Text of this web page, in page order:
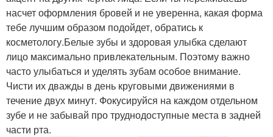
насчет оформления бровей и не уверенна, какая форма
тебе лучшим образом подойдет, обратись к
косметологу.Белые зубы и здоровая улыбка сделают
лицо максимально привлекательным. Поэтому важно
часто улыбаться и уделять зубам особое внимание.
Чисти их дважды в день круговыми движениями в
течение двух минут. Фокусируйся на каждом отдельном
зубе и не забывай про труднодоступные места в задней
части рта.